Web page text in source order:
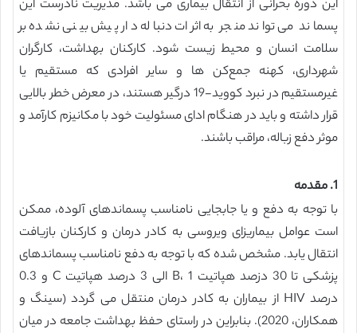
این دوره بحرانی از انتقال بیماری می باشد. مدیریت نادرست این
پسماند می تواند منجر به اثرات دنباله دار پیش بینی نشده بر
سلامت انسان و محیط زیست شود. کارکنان بهداشت، کارگران
شهرداری، کهنه جمع‌کن ها و سایر افرادی که مستقیم یا
غیرمستقیم در نبرد کووید-19 درگیر هستند، در معرض خطر بالایی
قرار داشته و باید در هنگام ادای مسئولیت خود با مکانیزم کارآمد و
موثر دفع زباله، مراقب باشند.
1. مقدمه
با توجه به دفع و یا جابجایی نامناسب پسماندهای آلوده، ممکن
است عوامل بیماریزای ویروسی به کادر درمان و کارکنان بازیافت
انتقال یابد. مشخص شده که با توجه به دفع نامناسب پسماندهای
پزشکی تا 30 دزصد هپاتیت B، 1 الی 3 درصد هپاتیت C و 0.3
درصد HIV از بیماران به کادر درمان منتقل می گردد (سینگ و
همکاران، 2020). بنابراین در راستای حفظ بهداشت جامعه در میان